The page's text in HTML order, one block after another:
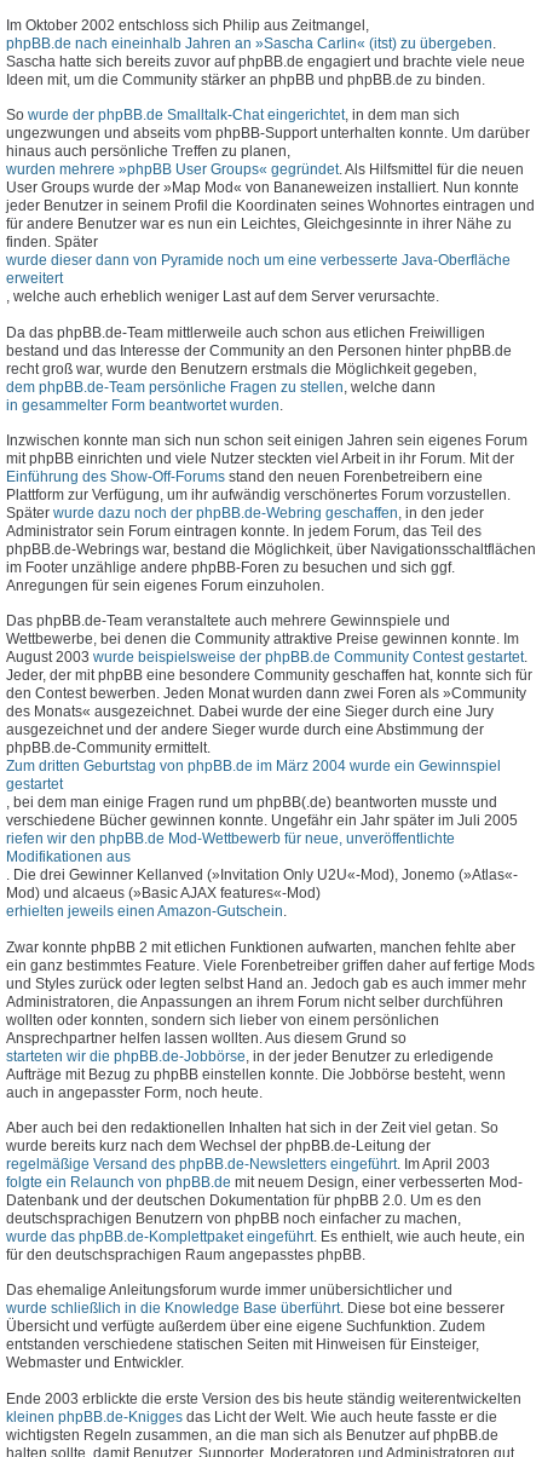
Im Oktober 2002 entschloss sich Philip aus Zeitmangel,
phpBB.de nach eineinhalb Jahren an »Sascha Carlin« (itst) zu übergeben
Sascha hatte sich bereits zuvor auf phpBB.de engagiert und brachte viele neue
Ideen mit, um die Community stärker an phpBB und phpBB.de zu binden.
So wurde der phpBB.de Smalltalk-Chat eingerichtet, in dem man sich
ungezwungen und abseits vom phpBB-Support unterhalten konnte. Um darüber
hinaus auch persönliche Treffen zu planen,
wurden mehrere »phpBB User Groups« gegründet. Als Hilfsmittel für die neuen
User Groups wurde der »Map Mod« von Bananeweizen installiert. Nun konnte
jeder Benutzer in seinem Profil die Koordinaten seines Wohnortes eintragen und
für andere Benutzer war es nun ein Leichtes, Gleichgesinnte in ihrer Nähe zu
finden. Später
wurde dieser dann von Pyramide noch um eine verbesserte Java-Oberfläche
erweitert
, welche auch erheblich weniger Last auf dem Server verursachte.
Da das phpBB.de-Team mittlerweile auch schon aus etlichen Freiwilligen
bestand und das Interesse der Community an den Personen hinter phpBB.de
recht groß war, wurde den Benutzern erstmals die Möglichkeit gegeben,
dem phpBB.de-Team persönliche Fragen zu stellen , welche dann
in gesammelter Form beantwortet wurden
Inzwischen konnte man sich nun schon seit einigen Jahren sein eigenes Forum
mit phpBB einrichten und viele Nutzer steckten viel Arbeit in ihr Forum. Mit der
Einführung des Show-Off-Forums stand den neuen Forenbetreibern eine
Plattform zur Verfügung, um ihr aufwändig verschönertes Forum vorzustellen.
Später wurde dazu noch der phpBB.de-Webring geschaffen, in den jeder
Administrator sein Forum eintragen konnte. In jedem Forum, das Teil des
phpBB.de-Webrings war, bestand die Möglichkeit, über Navigationsschaltflächen
im Footer unzählige andere phpBB-Foren zu besuchen und sich ggf.
Anregungen für sein eigenes Forum einzuholen.
Das phpBB.de-Team veranstaltete auch mehrere Gewinnspiele und
Wettbewerbe, bei denen die Community attraktive Preise gewinnen konnte. Im
August 2003 wurde beispielsweise der phpBB.de Community Contest gestartet.
Jeder, der mit phpBB eine besondere Community geschaffen hat, konnte sich für
den Contest bewerben. Jeden Monat wurden dann zwei Foren als »Community
des Monats« ausgezeichnet. Dabei wurde der eine Sieger durch eine Jury
ausgezeichnet und der andere Sieger wurde durch eine Abstimmung der
phpBB.de-Community ermittelt.
Zum dritten Geburtstag von phpBB.de im März 2004 wurde ein Gewinnspiel
gestartet
, bei dem man einige Fragen rund um phpBB(.de) beantworten musste und
verschiedene Bücher gewinnen konnte. Ungefähr ein Jahr später im Juli 2005
riefen wir den phpBB.de Mod-Wettbewerb für neue, unveröffentlichte
Modifikationen aus
. Die drei Gewinner Kellanved (»Invitation Only U2U«-Mod), Jonemo (»Atlas«-
Mod) und alcaeus (»Basic AJAX features«-Mod)
erhielten jeweils einen Amazon-Gutschein.
Zwar konnte phpBB 2 mit etlichen Funktionen aufwarten, manchen fehlte aber
ein ganz bestimmtes Feature. Viele Forenbetreiber griffen daher auf fertige Mods
und Styles zurück oder legten selbst Hand an. Jedoch gab es auch immer mehr
Administratoren, die Anpassungen an ihrem Forum nicht selber durchführen
wollten oder konnten, sondern sich lieber von einem persönlichen
Ansprechpartner helfen lassen wollten. Aus diesem Grund so
starteten wir die phpBB.de-Jobbörse , in der jeder Benutzer zu erledigende
Aufträge mit Bezug zu phpBB einstellen konnte. Die Jobbörse besteht, wenn
auch in angepasster Form, noch heute.
Aber auch bei den redaktionellen Inhalten hat sich in der Zeit viel getan. So
wurde bereits kurz nach dem Wechsel der phpBB.de-Leitung der
regelmäßige Versand des phpBB.de-Newsletters eingeführt. Im April 2003
folgte ein Relaunch von phpBB.de mit neuem Design, einer verbesserten Mod-
Datenbank und der deutschen Dokumentation für phpBB 2.0. Um es den
deutschsprachigen Benutzern von phpBB noch einfacher zu machen,
wurde das phpBB.de-Komplettpaket eingeführt. Es enthielt, wie auch heute, ein
für den deutschsprachigen Raum angepasstes phpBB.
Das ehemalige Anleitungsforum wurde immer unübersichtlicher und
wurde schließlich in die Knowledge Base überführt. Diese bot eine besserer
Übersicht und verfügte außerdem über eine eigene Suchfunktion. Zudem
entstanden verschiedene statischen Seiten mit Hinweisen für Einsteiger,
Webmaster und Entwickler.
Ende 2003 erblickte die erste Version des bis heute ständig weiterentwickelten
kleinen phpBB.de-Knigges das Licht der Welt. Wie auch heute fasste er die
wichtigsten Regeln zusammen, an die man sich als Benutzer auf phpBB.de
halten sollte, damit Benutzer, Supporter, Moderatoren und Administratoren gut